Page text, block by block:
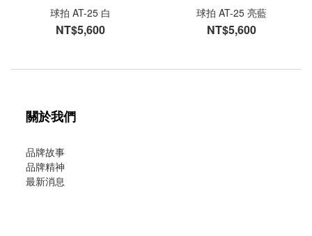
球拍 AT-25 白
NT$5,600
球拍 AT-25 亮藍
NT$5,600
關於我們
品牌故事
品牌精神
最新消息